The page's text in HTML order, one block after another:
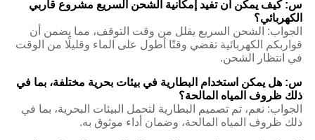
س: كيف يمكن أن تفيد إمكانية الشحن السريع مشروع قاربي
الكهربائي؟
الجواب: الشحن السريع يقلل من وقت التوقف، مما يضمن أن
قواربكم الكهربائية تقضي وقتًا أطول على الماء وقليلًا من الوقت
في انتظار الشحن.
س: هل يمكن استخدام البطارية في بيئات بحرية مختلفة، بما في
ذلك ظروف المياه المالحة؟
الجواب: نعم، تم تصميم البطارية لتحمل البيئات البحرية، بما في
ذلك ظروف المياه المالحة، وضمان أداء موثوق به.